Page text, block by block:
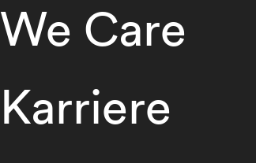
We Care
Karriere